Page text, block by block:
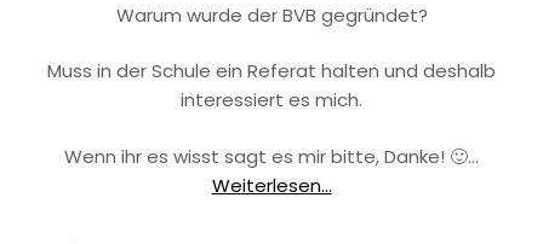
Warum wurde der BVB gegründet?
Muss in der Schule ein Referat halten und deshalb
interessiert es mich.
Wenn ihr es wisst sagt es mir bitte, Danke! 🙂…
Weiterlesen...